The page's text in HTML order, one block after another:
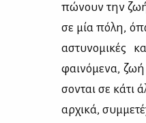
πώ­νουν την ζωή
σε μία πό­λη,
αστυ­νο­μι­κές
φαι­νό­με­να,
σο­νται σε κά­τι
αρ­χι­κά,